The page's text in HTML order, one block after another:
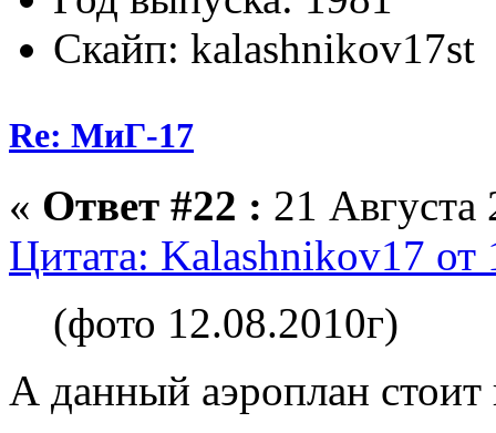
Скайп: kalashnikov17st
Re: МиГ-17
« Ответ #22 : 21 Августа
Цитата: Kalashnikov17 от
(фото 12.08.2010г)
А данный аэроплан стоит